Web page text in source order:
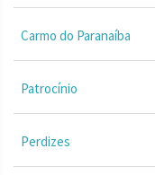
Carmo do Paranaíba
Patrocínio
Perdizes